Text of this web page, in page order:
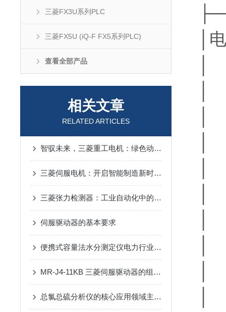
三菱FX3U系列PLC
三菱FX5U (iQ-F FX5系列PLC)
查看全部产品
相关文章
RELATED ARTICLES
智驭未来，三菱重工电机：绿色动力，行业新风尚
三菱伺服电机：开启智能制造新时代的关键动力设备
三菱张力检测器：工业自动化中的关键技术与应用
伺服驱动器的基本要求
便携式容量法水分测定仪电力行业绝缘介质现场水分筛查方案
MR-J4-11KB 三菱伺服驱动器的组成和应用场景
总氯总硫分析仪的核心应用领域主要有以下几类
│